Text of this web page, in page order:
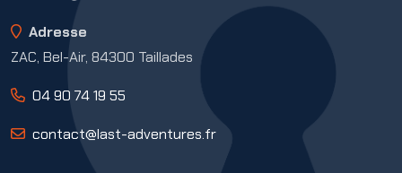
Adresse
ZAC, Bel-Air, 84300 Taillades
04 90 74 19 55
contact@last-adventures.fr